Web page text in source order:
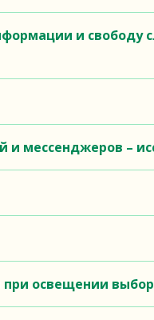
и свободу
мессенджеров –
освещении